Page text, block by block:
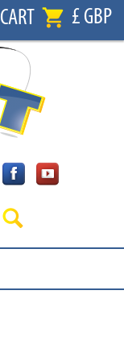
CART £ GBP